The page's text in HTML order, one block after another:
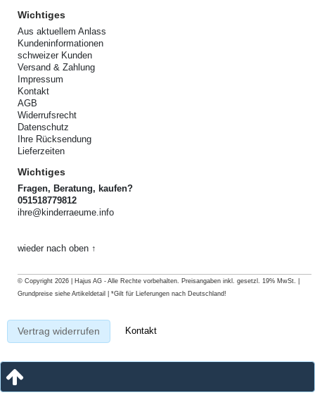
Wichtiges
Aus aktuellem Anlass
Kundeninformationen
schweizer Kunden
Versand & Zahlung
Impressum
Kontakt
AGB
Widerrufsrecht
Datenschutz
Ihre Rücksendung
Lieferzeiten
Wichtiges
Fragen, Beratung, kaufen?
051518779812
ihre@kinderraeume.info
wieder nach oben ↑
© Copyright 2026 | Hajus AG - Alle Rechte vorbehalten. Preisangaben inkl. gesetzl. 19% MwSt. |
Grundpreise siehe Artikeldetail | *Gilt für Lieferungen nach Deutschland!
Vertrag widerrufen Kontakt